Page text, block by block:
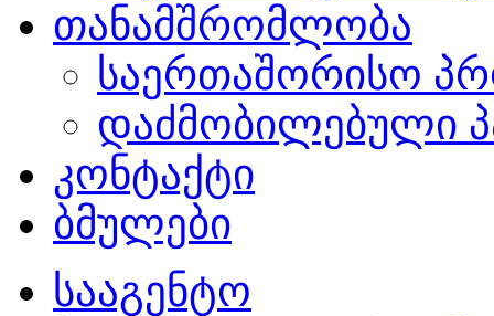
თანამშრომლობა
საერთაშორისო
დაძმობილებული
კონტაქტი
ბმულები
სააგენტო